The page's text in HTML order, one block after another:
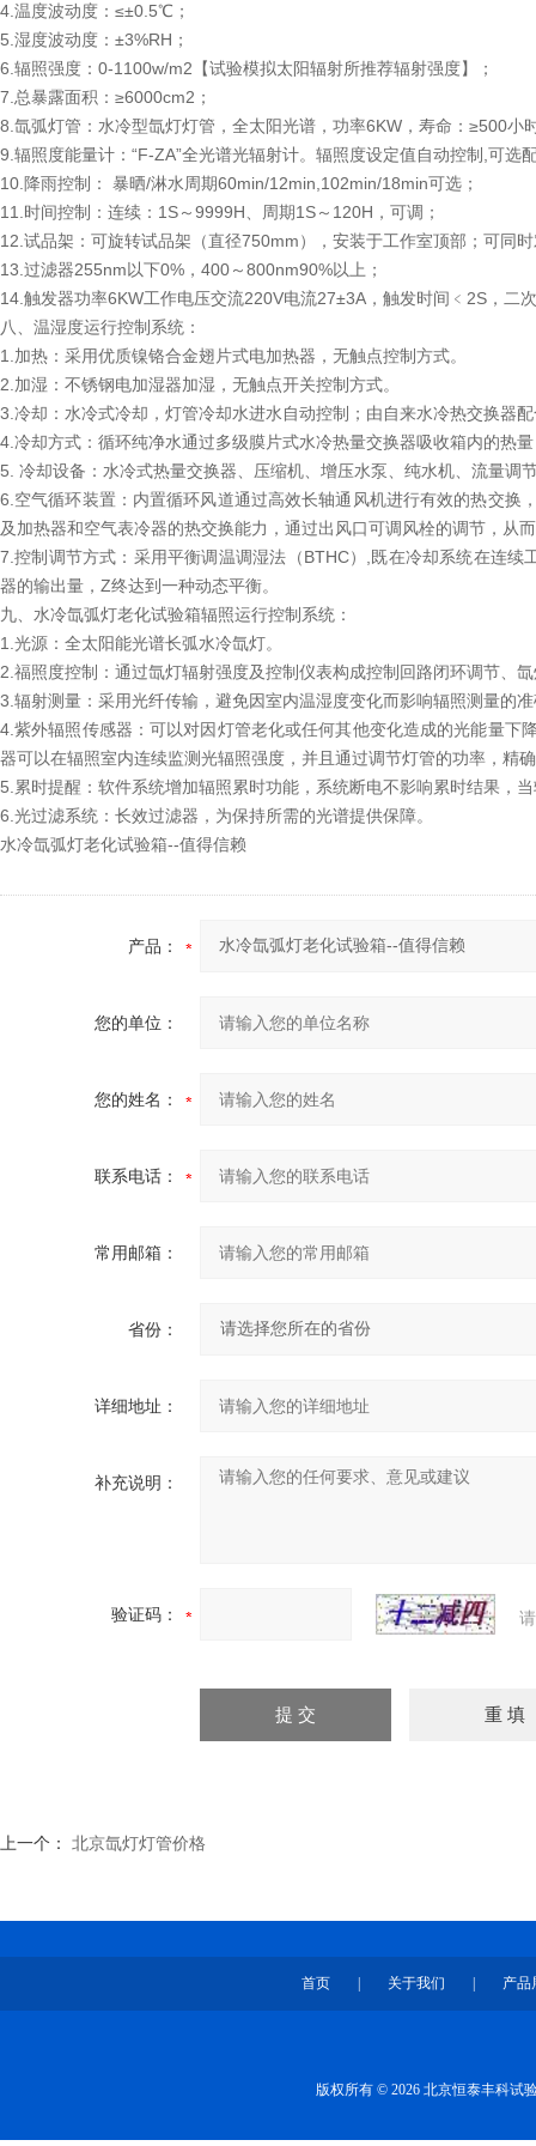
4.温度波动度：≤±0.5℃；
5.湿度波动度：±3%RH；
6.辐照强度：0-1100w/m2【试验模拟太阳辐射所推荐辐射强度】；
7.总暴露面积：≥6000cm2；
8.氙弧灯管：水冷型氙灯灯管，全太阳光谱，功率6KW，寿命：≥500小
9.辐照度能量计：“F-ZA”全光谱光辐射计。辐照度设定值自动控制,可选
10.降雨控制： 暴晒/淋水周期60min/12min,102min/18min可选；
11.时间控制：连续：1S～9999H、周期1S～120H，可调；
12.试品架：可旋转试品架（直径750mm），安装于工作室顶部；可同
13.过滤器255nm以下0%，400～800nm90%以上；
14.触发器功率6KW工作电压交流220V电流27±3A，触发时间﹤2S，二
八、温湿度运行控制系统：
1.加热：采用优质镍铬合金翅片式电加热器，无触点控制方式。
2.加湿：不锈钢电加湿器加湿，无触点开关控制方式。
3.冷却：水冷式冷却，灯管冷却水进水自动控制；由自来水冷热交换器
4.冷却方式：循环纯净水通过多级膜片式水冷热量交换器吸收箱内的热
5. 冷却设备：水冷式热量交换器、压缩机、增压水泵、纯水机、流量调
6.空气循环装置：内置循环风道通过高效长轴通风机进行有效的热交
及加热器和空气表冷器的热交换能力，通过出风口可调风栓的调节，从
7.控制调节方式：采用平衡调温调湿法（BTHC）,既在冷却系统在连
器的输出量，Z终达到一种动态平衡。
九、水冷氙弧灯老化试验箱辐照运行控制系统：
1.光源：全太阳能光谱长弧水冷氙灯。
2.福照度控制：通过氙灯辐射强度及控制仪表构成控制回路闭环调节、
3.辐射测量：采用光纤传输，避免因室内温湿度变化而影响辐照测量的
4.紫外辐照传感器：可以对因灯管老化或任何其他变化造成的光能量
器可以在辐照室内连续监测光辐照强度，并且通过调节灯管的功率，精
5.累时提醒：软件系统增加辐照累时功能，系统断电不影响累时结果，
6.光过滤系统：长效过滤器，为保持所需的光谱提供保障。
水冷氙弧灯老化试验箱--值得信赖
产品：
您的单位：
您的姓名：
联系电话：
常用邮箱：
省份：
详细地址：
补充说明：
验证码：
上一个： 北京氙灯灯管价格
首页 关于我们 产品
版权所有 © 2026 北京恒泰丰科试